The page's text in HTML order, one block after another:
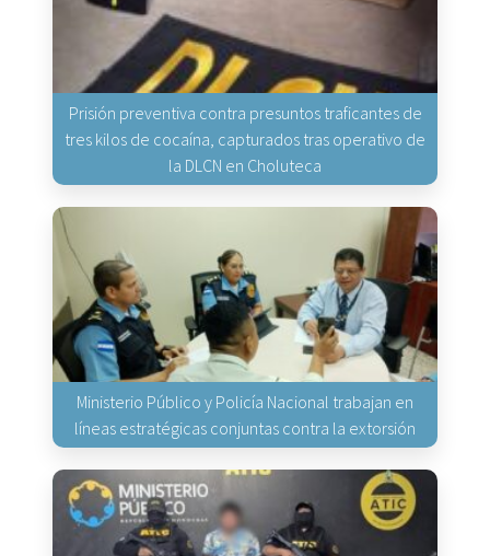
Prisión preventiva contra presuntos traficantes de
tres kilos de cocaína, capturados tras operativo de
la DLCN en Choluteca
Ministerio Público y Policía Nacional trabajan en
líneas estratégicas conjuntas contra la extorsión